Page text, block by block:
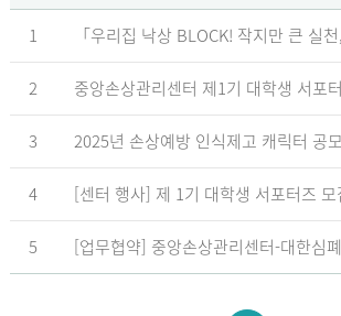
1
2
3
4
5